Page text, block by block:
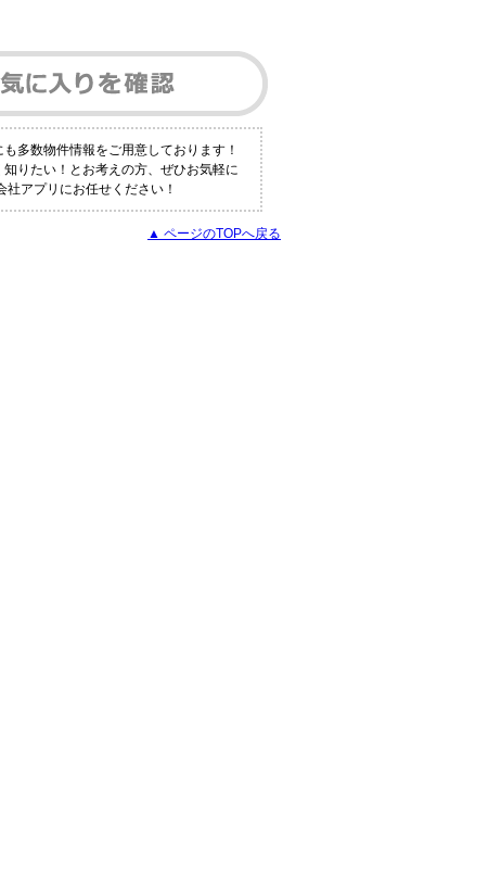
多数物件情報をご用意しております！
りたい！とお考えの方、ぜひお気軽に
アプリにお任せください！
▲ ページのTOPへ戻る